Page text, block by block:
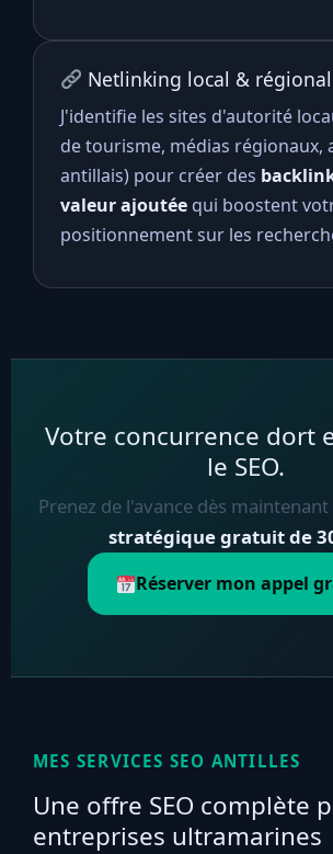
Netlinking local & régional
J'identifie les sites d'autorité
de tourisme, médias régionaux,
antillais) pour créer des
valeur ajoutée qui boostent
positionnement sur les
Votre concurrence dort
le SEO.
Prenez de l'avance dès maintenant
stratégique gratuit de
Réserver mon appel
MES SERVICES SEO ANTILLES
Une offre SEO complète
entreprises ultramarines